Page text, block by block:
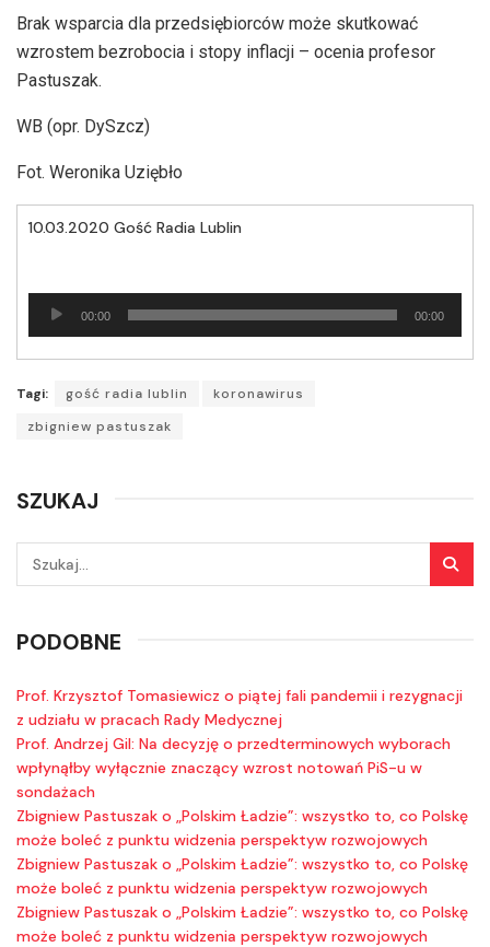
Brak wsparcia dla przedsiębiorców może skutkować
wzrostem bezrobocia i stopy inflacji – ocenia profesor
Pastuszak.
WB (opr. DySzcz)
Fot. Weronika Uziębło
10.03.2020 Gość Radia Lublin
Odtwarzacz
plików
00:00 00:00
Tagi: gość radia lublin
koronawirus
zbigniew pastuszak
SZUKAJ
PODOBNE
Prof. Krzysztof Tomasiewicz o piątej fali pandemii i rezygnacji
z udziału w pracach Rady Medycznej
Prof. Andrzej Gil: Na decyzję o przedterminowych wyborach
wpłynąłby wyłącznie znaczący wzrost notowań PiS-u w
sondażach
Zbigniew Pastuszak o „Polskim Ładzie”: wszystko to, co Polskę
może boleć z punktu widzenia perspektyw rozwojowych
Zbigniew Pastuszak o „Polskim Ładzie”: wszystko to, co Polskę
może boleć z punktu widzenia perspektyw rozwojowych
Zbigniew Pastuszak o „Polskim Ładzie”: wszystko to, co Polskę
może boleć z punktu widzenia perspektyw rozwojowych